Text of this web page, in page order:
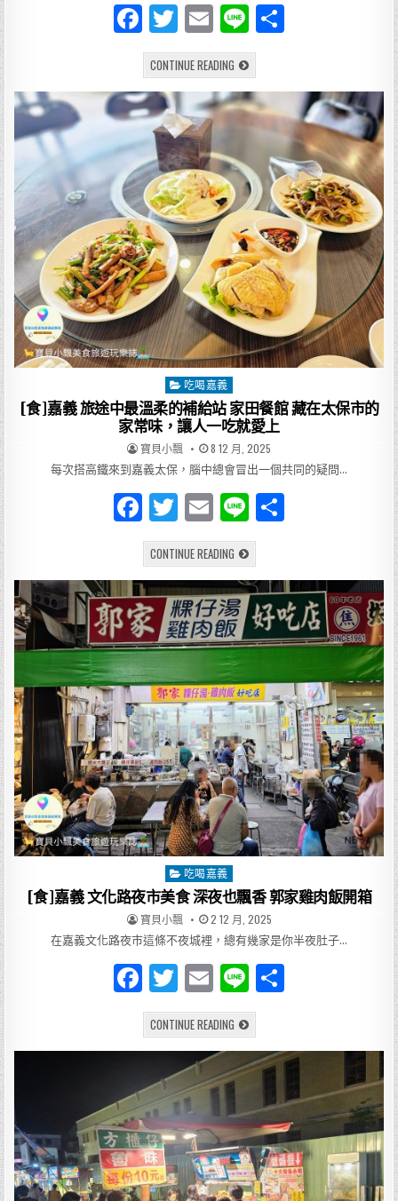
F
a
c
e
b
o
o
k
T
w
it
te
r
E
m
ai
l
Li
n
e
CONTINUE READING[美
食]
義
一
一
粽
入
魂
新
港
老
街
最
迷
人
的
在
地
雙
美
食
新
港
羹
×
新
港
肉
粽
秀
Posted
in
吃喝嘉義
[食]嘉義 旅途中最溫柔的補給站 家田餐館 藏在太保市的
家常味，讓人一吃就愛上
AUTHOR:
寶貝小飄 PUBLISHED
DATE:
8 12 月, 2025
每次搭高鐵來到嘉義太保，腦中總會冒出一個共同的疑問…
F
a
c
e
b
o
o
k
T
w
it
te
r
E
m
ai
l
Li
n
e
CONTINUE READING[食]
嘉
義
旅
途
中
最
溫
柔
的
補
給
站
家
田
餐
館
藏
在
太
保
市
的
家
常
味，
讓
吃
就
愛
上
Posted
in
吃喝嘉義
[食]嘉義 文化路夜市美食 深夜也飄香 郭家雞肉飯開箱
AUTHOR:
寶貝小飄 PUBLISHED
DATE:
2 12 月, 2025
在嘉義文化路夜市這條不夜城裡，總有幾家是你半夜肚子…
F
a
c
b
o
o
k
T
w
it
te
r
E
m
ai
l
Li
n
e
CONTINUE READING[食]
嘉
義
化
路
美
食
深
夜
也
飄
香
郭